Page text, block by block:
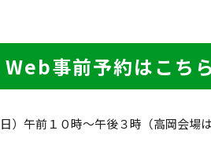
Web事前予約はこちら
前１０時～午後３時（高岡会場は